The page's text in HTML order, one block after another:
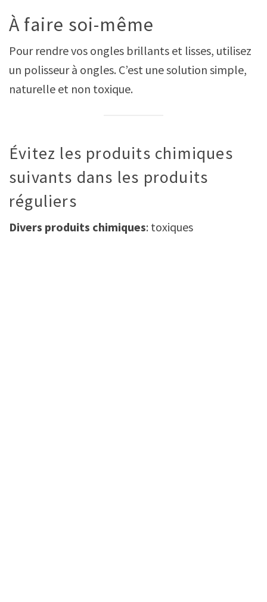
À faire soi-même
Pour rendre vos ongles brillants et lisses, utilisez
un polisseur à ongles. C’est une solution simple,
naturelle et non toxique.
Évitez les produits chimiques
suivants dans les produits
réguliers
Divers produits chimiques: toxiques